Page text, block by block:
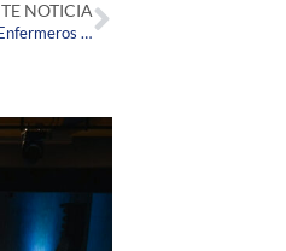
NOTICIA
Disfruta de los mejores momentos de la Ceremonia de Entrega de Símbolos Enfermeros 2022-1